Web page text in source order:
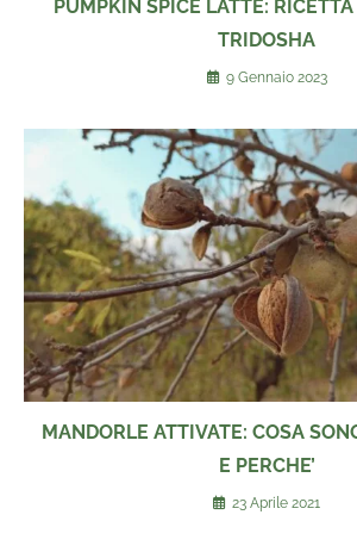
PUMPKIN SPICE LATTE:
TRIDOSHA
9 Gennaio 2023
MANDORLE ATTIVATE: COSA
E PERCHE’
23 Aprile 2021